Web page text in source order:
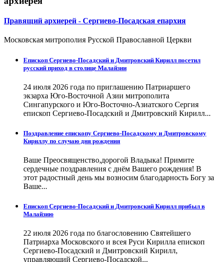
Правящий архиерей - Сергиево-Посадская епархия
Московская митрополия Русской Православной Церкви
Епископ Сергиево-Посадский и Дмитровский Кирилл посетил
русский приход в столице Малайзии
24 июля 2026 года по приглашению Патриаршего
экзарха Юго-Восточной Азии митрополита
Сингапурского и Юго-Восточно-Азиатского Сергия
епископ Сергиево-Посадский и Дмитровский Кирилл...
Поздравление епископу Сергиево-Посадскому и Дмитровскому
Кириллу по случаю дня рождения
Ваше Преосвященство,дорогой Владыка! Примите
сердечные поздравления с днём Вашего рождения! В
этот радостный день мы возносим благодарность Богу за
Ваше...
Епископ Сергиево-Посадский и Дмитровский Кирилл прибыл в
Малайзию
22 июля 2026 года по благословению Святейшего
Патриарха Московского и всея Руси Кирилла епископ
Сергиево-Посадский и Дмитровский Кирилл,
управляющий Сергиево-Посадской...